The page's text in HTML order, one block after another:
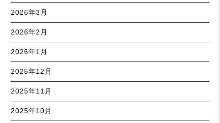
2026年3月
2026年2月
2026年1月
2025年12月
2025年11月
2025年10月